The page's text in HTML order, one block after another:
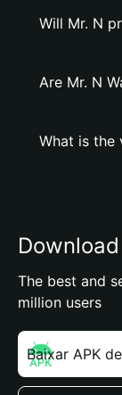
Will Mr. N
Are Mr. N
What is the
The best and
million users
Baixar APK